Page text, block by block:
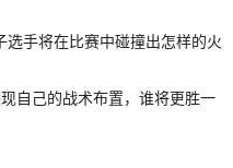
手将在比赛中碰撞出怎样的火
自己的战术布置，谁将更胜一